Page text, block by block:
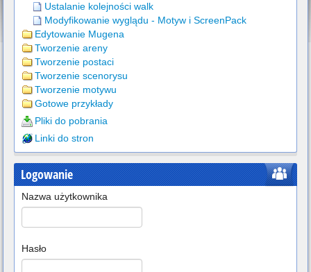
Ustalanie kolejności walk
Modyfikowanie wyglądu - Motyw i ScreenPack
Edytowanie Mugena
Tworzenie areny
Tworzenie postaci
Tworzenie scenorysu
Tworzenie motywu
Gotowe przykłady
Pliki do pobrania
Linki do stron
Logowanie
Nazwa użytkownika
Hasło